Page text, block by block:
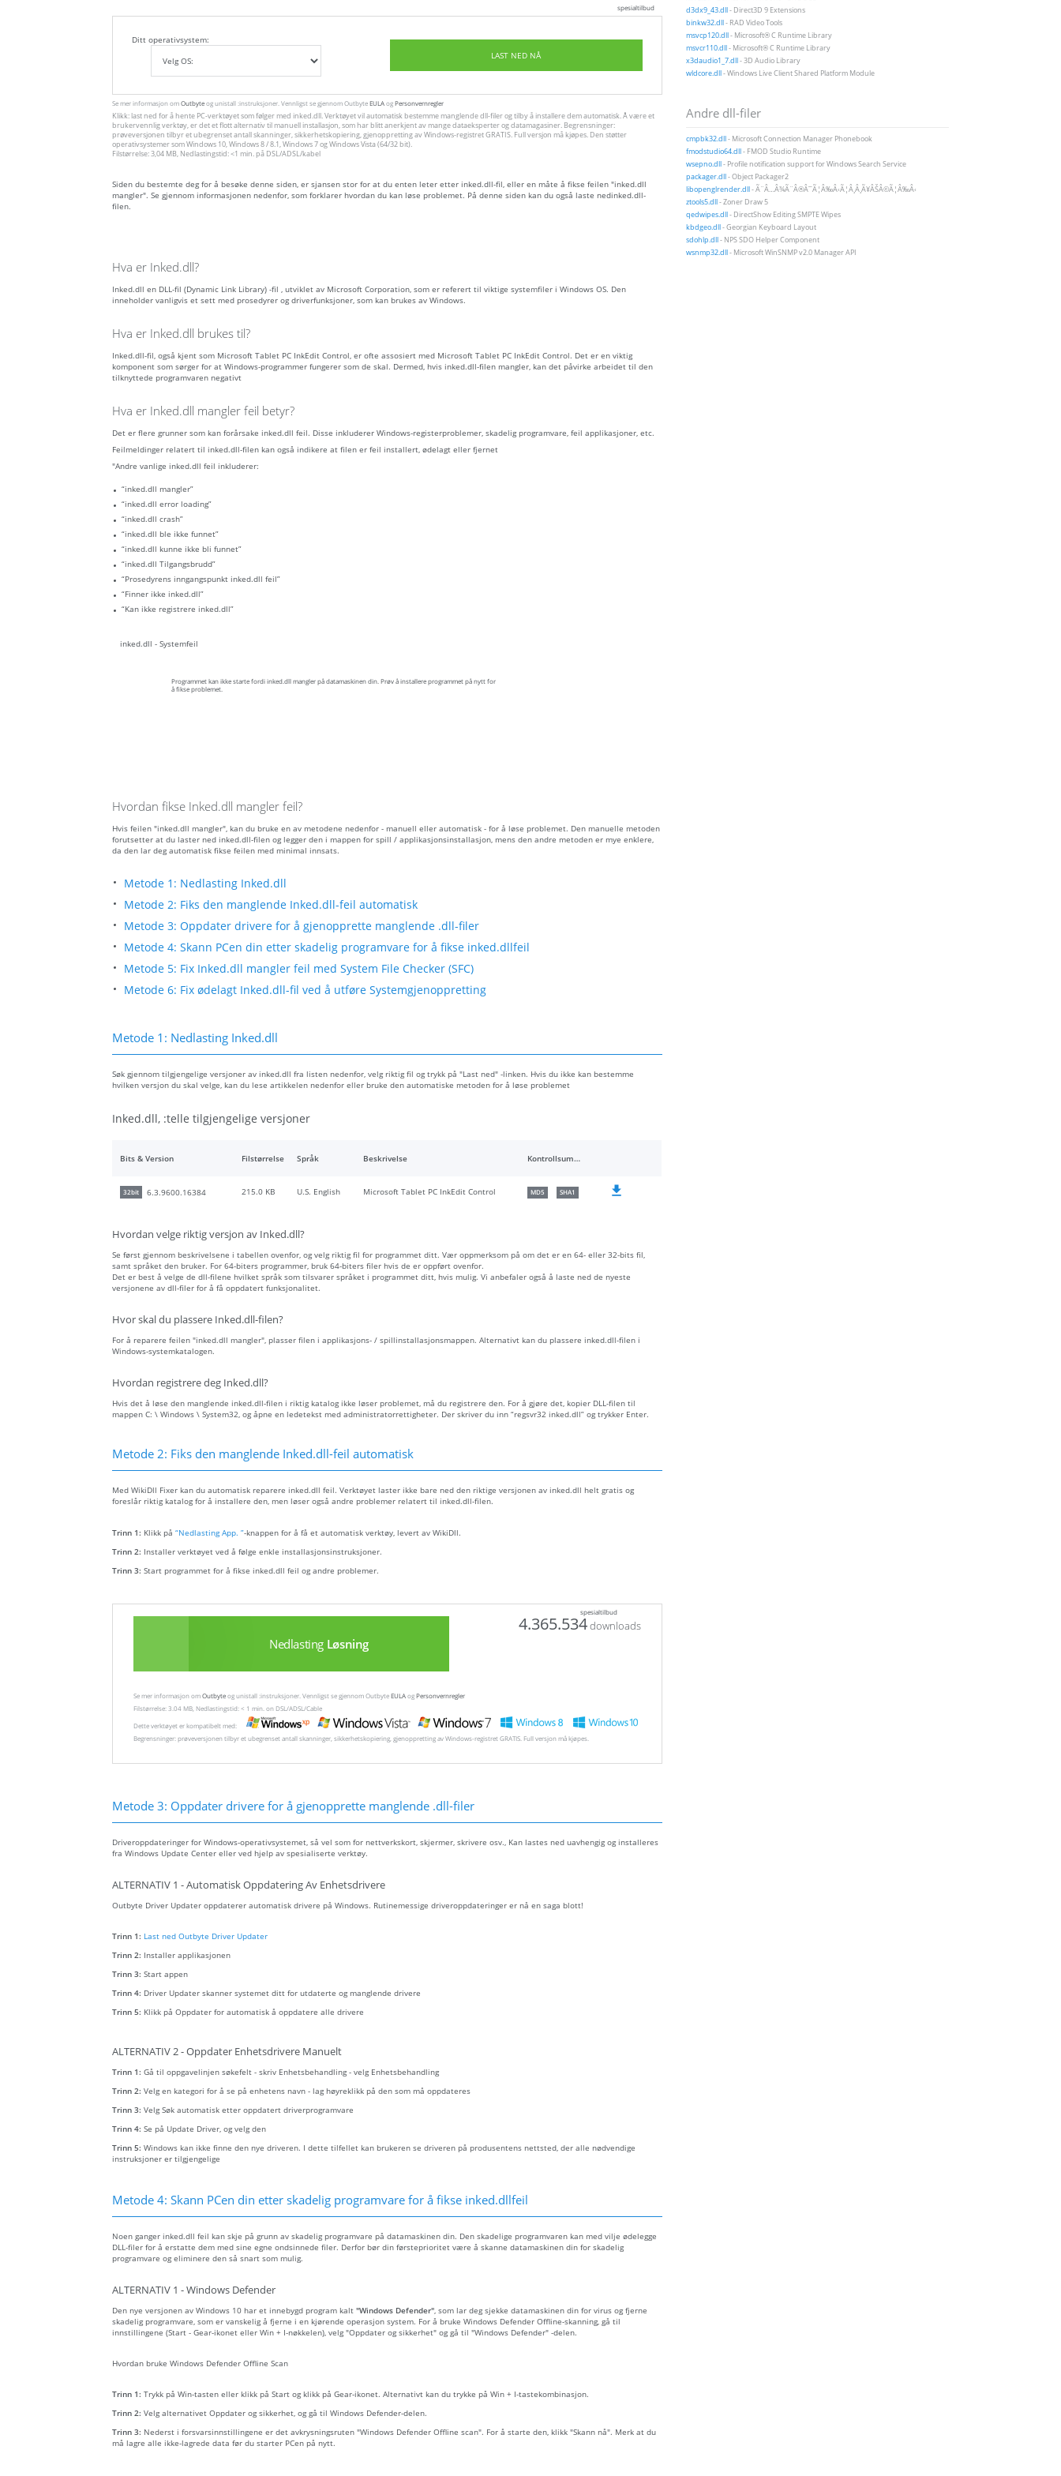
spesialtilbud
Ditt operativsystem:
LAST NED NÅ
Se mer informasjon omOutbyteog unistall :instruksjoner. Vennligst se gjennom OutbyteEULAogPersonvernregler
Klikk: last ned for å hente PC-verktøyet som følger med inked.dll. Verktøyet vil automatisk bestemme manglende dll-filer og tilby å installere dem automatisk. Å være et
brukervennlig verktøy, er det et flott alternativ til manuell installasjon, som har blitt anerkjent av mange dataeksperter og datamagasiner. Begrensninger:
prøveversjonen tilbyr et ubegrenset antall skanninger, sikkerhetskopiering, gjenoppretting av Windows-registret GRATIS. Full versjon må kjøpes. Den støtter
operativsystemer som Windows 10, Windows 8 / 8.1, Windows 7 og Windows Vista (64/32 bit).
Filstørrelse: 3,04 MB, Nedlastingstid: <1 min. på DSL/ADSL/kabel
Siden du bestemte deg for å besøke denne siden, er sjansen stor for at du enten leter etter inked.dll-fil, eller en måte å fikse feilen "inked.dll
mangler". Se gjennom informasjonen nedenfor, som forklarer hvordan du kan løse problemet. På denne siden kan du også laste nedinked.dll-
filen.
Hva er Inked.dll?
Inked.dll en DLL-fil (Dynamic Link Library) -fil , utviklet av Microsoft Corporation, som er referert til viktige systemfiler i Windows OS. Den
inneholder vanligvis et sett med prosedyrer og driverfunksjoner, som kan brukes av Windows.
Hva er Inked.dll brukes til?
Inked.dll-fil, også kjent som Microsoft Tablet PC InkEdit Control, er ofte assosiert med Microsoft Tablet PC InkEdit Control. Det er en viktig
komponent som sørger for at Windows-programmer fungerer som de skal. Dermed, hvis inked.dll-filen mangler, kan det påvirke arbeidet til den
tilknyttede programvaren negativt
Hva er Inked.dll mangler feil betyr?
Det er flere grunner som kan forårsake inked.dll feil. Disse inkluderer Windows-registerproblemer, skadelig programvare, feil applikasjoner, etc.
Feilmeldinger relatert til inked.dll-filen kan også indikere at filen er feil installert, ødelagt eller fjernet
"Andre vanlige inked.dll feil inkluderer:
“inked.dll mangler”
“inked.dll error loading”
“inked.dll crash”
“inked.dll ble ikke funnet”
“inked.dll kunne ikke bli funnet”
“inked.dll Tilgangsbrudd”
“Prosedyrens inngangspunkt inked.dll feil”
“Finner ikke inked.dll”
“Kan ikke registrere inked.dll”
inked.dll - Systemfeil
Programmet kan ikke starte fordi inked.dll mangler på datamaskinen din. Prøv å installere programmet på nytt for
å fikse problemet.
Hvordan fikse Inked.dll mangler feil?
Hvis feilen "inked.dll mangler", kan du bruke en av metodene nedenfor - manuell eller automatisk - for å løse problemet. Den manuelle metoden
forutsetter at du laster ned inked.dll-filen og legger den i mappen for spill / applikasjonsinstallasjon, mens den andre metoden er mye enklere,
da den lar deg automatisk fikse feilen med minimal innsats.
Metode 1: Nedlasting Inked.dll
Metode 2: Fiks den manglende Inked.dll-feil automatisk
Metode 3: Oppdater drivere for å gjenopprette manglende .dll-filer
Metode 4: Skann PCen din etter skadelig programvare for å fikse inked.dllfeil
Metode 5: Fix Inked.dll mangler feil med System File Checker (SFC)
Metode 6: Fix ødelagt Inked.dll-fil ved å utføre Systemgjenoppretting
Metode 1: Nedlasting Inked.dll
Søk gjennom tilgjengelige versjoner av inked.dll fra listen nedenfor, velg riktig fil og trykk på "Last ned" -linken. Hvis du ikke kan bestemme
hvilken versjon du skal velge, kan du lese artikkelen nedenfor eller bruke den automatiske metoden for å løse problemet
Inked.dll, :telle tilgjengelige versjoner
Bits & Version Filstørrelse Språk Beskrivelse Kontrollsummer
32bit 6.3.9600.16384 215.0 KB U.S. English Microsoft Tablet PC InkEdit Control MD5 SHA1
Hvordan velge riktig versjon av Inked.dll?
Se først gjennom beskrivelsene i tabellen ovenfor, og velg riktig fil for programmet ditt. Vær oppmerksom på om det er en 64- eller 32-bits fil,
samt språket den bruker. For 64-biters programmer, bruk 64-biters filer hvis de er oppført ovenfor.
Det er best å velge de dll-filene hvilket språk som tilsvarer språket i programmet ditt, hvis mulig. Vi anbefaler også å laste ned de nyeste
versjonene av dll-filer for å få oppdatert funksjonalitet.
Hvor skal du plassere Inked.dll-filen?
For å reparere feilen "inked.dll mangler", plasser filen i applikasjons- / spillinstallasjonsmappen. Alternativt kan du plassere inked.dll-filen i
Windows-systemkatalogen.
Hvordan registrere deg Inked.dll?
Hvis det å løse den manglende inked.dll-filen i riktig katalog ikke løser problemet, må du registrere den. For å gjøre det, kopier DLL-filen til
mappen C: \ Windows \ System32, og åpne en ledetekst med administratorrettigheter. Der skriver du inn “regsvr32 inked.dll” og trykker Enter.
Metode 2: Fiks den manglende Inked.dll-feil automatisk
Med WikiDll Fixer kan du automatisk reparere inked.dll feil. Verktøyet laster ikke bare ned den riktige versjonen av inked.dll helt gratis og
foreslår riktig katalog for å installere den, men løser også andre problemer relatert til inked.dll-filen.
Trinn 1: Klikk på “Nedlasting App. ”-knappen for å få et automatisk verktøy, levert av WikiDll.
Trinn 2: Installer verktøyet ved å følge enkle installasjonsinstruksjoner.
Trinn 3: Start programmet for å fikse inked.dll feil og andre problemer.
spesialtilbud
Nedlasting Løsning
4.365.534downloads
Se mer informasjon omOutbyteog unistall :instruksjoner. Vennligst se gjennom OutbyteEULAogPersonvernregler
Filstørrelse: 3.04 MB, Nedlastingstid: < 1 min. on DSL/ADSL/Cable
Dette verktøyet er kompatibelt med:
Begrensninger: prøveversjonen tilbyr et ubegrenset antall skanninger, sikkerhetskopiering, gjenoppretting av Windows-registret GRATIS. Full versjon må kjøpes.
Metode 3: Oppdater drivere for å gjenopprette manglende .dll-filer
Driveroppdateringer for Windows-operativsystemet, så vel som for nettverkskort, skjermer, skrivere osv., Kan lastes ned uavhengig og installeres
fra Windows Update Center eller ved hjelp av spesialiserte verktøy.
ALTERNATIV 1 - Automatisk Oppdatering Av Enhetsdrivere
Outbyte Driver Updater oppdaterer automatisk drivere på Windows. Rutinemessige driveroppdateringer er nå en saga blott!
Trinn 1: Last ned Outbyte Driver Updater
Trinn 2: Installer applikasjonen
Trinn 3: Start appen
Trinn 4: Driver Updater skanner systemet ditt for utdaterte og manglende drivere
Trinn 5: Klikk på Oppdater for automatisk å oppdatere alle drivere
ALTERNATIV 2 - Oppdater Enhetsdrivere Manuelt
Trinn 1: Gå til oppgavelinjen søkefelt - skriv Enhetsbehandling - velg Enhetsbehandling
Trinn 2: Velg en kategori for å se på enhetens navn - lag høyreklikk på den som må oppdateres
Trinn 3: Velg Søk automatisk etter oppdatert driverprogramvare
Trinn 4: Se på Update Driver, og velg den
Trinn 5: Windows kan ikke finne den nye driveren. I dette tilfellet kan brukeren se driveren på produsentens nettsted, der alle nødvendige
instruksjoner er tilgjengelige
Metode 4: Skann PCen din etter skadelig programvare for å fikse inked.dllfeil
Noen ganger inked.dll feil kan skje på grunn av skadelig programvare på datamaskinen din. Den skadelige programvaren kan med vilje ødelegge
DLL-filer for å erstatte dem med sine egne ondsinnede filer. Derfor bør din førsteprioritet være å skanne datamaskinen din for skadelig
programvare og eliminere den så snart som mulig.
ALTERNATIV 1 - Windows Defender
Den nye versjonen av Windows 10 har et innebygd program kalt "Windows Defender", som lar deg sjekke datamaskinen din for virus og fjerne
skadelig programvare, som er vanskelig å fjerne i en kjørende operasjon system. For å bruke Windows Defender Offline-skanning, gå til
innstillingene (Start - Gear-ikonet eller Win + I-nøkkelen), velg "Oppdater og sikkerhet" og gå til "Windows Defender" -delen.
Hvordan bruke Windows Defender Offline Scan
Trinn 1: Trykk på Win-tasten eller klikk på Start og klikk på Gear-ikonet. Alternativt kan du trykke på Win + I-tastekombinasjon.
Trinn 2: Velg alternativet Oppdater og sikkerhet, og gå til Windows Defender-delen.
Trinn 3: Nederst i forsvarsinnstillingene er det avkrysningsruten "Windows Defender Offline scan". For å starte den, klikk "Skann nå". Merk at du
må lagre alle ikke-lagrede data før du starter PCen på nytt.
d3dx9_43.dll- Direct3D 9 Extensions
binkw32.dll- RAD Video Tools
msvcp120.dll- Microsoft® C Runtime Library
msvcr110.dll- Microsoft® C Runtime Library
x3daudio1_7.dll- 3D Audio Library
wldcore.dll- Windows Live Client Shared Platform Module
Andre dll-filer
cmpbk32.dll- Microsoft Connection Manager Phonebook
fmodstudio64.dll- FMOD Studio Runtime
wsepno.dll- Profile notification support for Windows Search Service
packager.dll- Object Packager2
libopenglrender.dll- Ã¨Â…Â¾Ã¨Â®Â¯Ã¦Â‰Â‹Ã¦Â¸Â¸Ã¥ÂŠÂ©Ã¦Â‰Â‹
ztools5.dll- Zoner Draw 5
qedwipes.dll- DirectShow Editing SMPTE Wipes
kbdgeo.dll- Georgian Keyboard Layout
sdohlp.dll- NPS SDO Helper Component
wsnmp32.dll- Microsoft WinSNMP v2.0 Manager API